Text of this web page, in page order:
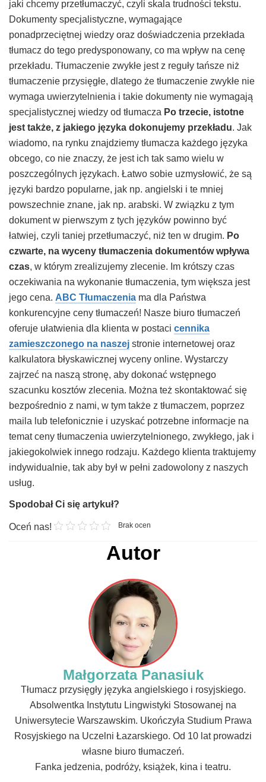
jaki chcemy przetłumaczyć, czyli skala trudności tekstu.
Dokumenty specjalistyczne, wymagające
ponadprzeciętnej wiedzy oraz doświadczenia przekłada
tłumacz do tego predysponowany, co ma wpływ na cenę
przekładu. Tłumaczenie zwykłe jest z reguły tańsze niż
tłumaczenie przysięgłe, dlatego że tłumaczenie zwykłe nie
wymaga uwierzytelnienia i takie dokumenty nie wymagają
specjalistycznej wiedzy od tłumacza Po trzecie, istotne
jest także, z jakiego języka dokonujemy przekładu. Jak
wiadomo, na rynku znajdziemy tłumacza każdego języka
obcego, co nie znaczy, że jest ich tak samo wielu w
poszczególnych językach. Łatwo sobie uzmysłowić, że są
języki bardzo popularne, jak np. angielski i te mniej
powszechnie znane, jak np. arabski. W związku z tym
dokument w pierwszym z tych języków powinno być
łatwiej, czyli taniej przetłumaczyć, niż ten w drugim. Po
czwarte, na wyceny tłumaczenia dokumentów wpływa
czas, w którym zrealizujemy zlecenie. Im krótszy czas
oczekiwania na wykonanie tłumaczenia, tym większa jest
jego cena. ABC Tłumaczenia ma dla Państwa
konkurencyjne ceny tłumaczeń! Nasze biuro tłumaczeń
oferuje ułatwienia dla klienta w postaci cennika
zamieszczonego na naszej stronie internetowej oraz
kalkulatora błyskawicznej wyceny online. Wystarczy
zajrzeć na naszą stronę, aby dokonać wstępnego
szacunku kosztów zlecenia. Można też skontaktować się
bezpośrednio z nami, w tym także z tłumaczem, poprzez
maila lub telefonicznie i uzyskać potrzebne informacje na
temat ceny tłumaczenia uwierzytelnionego, zwykłego, jak i
jakiegokolwiek innego rodzaju. Każdego klienta traktujemy
indywidualnie, tak aby był w pełni zadowolony z naszych
usług.
Spodobał Ci się artykuł?
Oceń nas! Brak ocen
Autor
Małgorzata Panasiuk
Tłumacz przysięgły języka angielskiego i rosyjskiego.
Absolwentka Instytutu Lingwistyki Stosowanej na
Uniwersytecie Warszawskim. Ukończyła Studium Prawa
Rosyjskiego na Uczelni Łazarskiego. Od 10 lat prowadzi
własne biuro tłumaczeń.
Fanka jedzenia, podróży, książek, kina i teatru.